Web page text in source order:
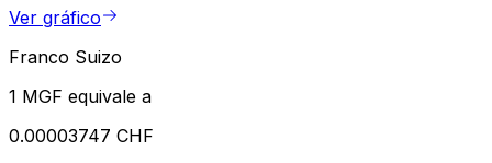
Ver gráfico
Franco Suizo
1 MGF equivale a
0.00003747 CHF